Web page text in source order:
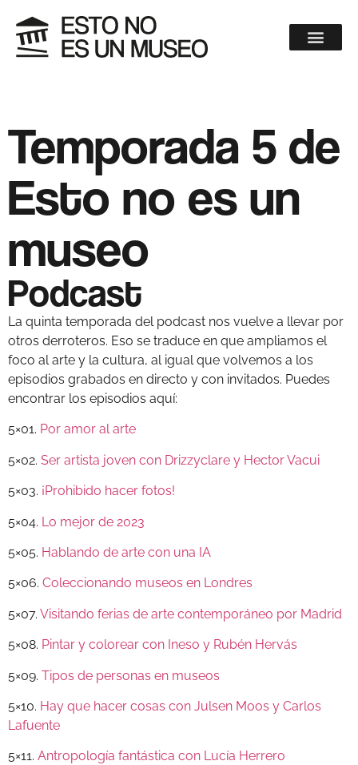
Temporada 5 de
Esto no es un
museo
Podcast
La quinta temporada del podcast nos vuelve a llevar por
otros derroteros. Eso se traduce en que ampliamos el
foco al arte y la cultura, al igual que volvemos a los
episodios grabados en directo y con invitados. Puedes
encontrar los episodios aquí:
5×01. Por amor al arte
5×02. Ser artista joven con Drizzyclare y Hector Vacui
5×03. ¡Prohibido hacer fotos!
5×04. Lo mejor de 2023
5×05. Hablando de arte con una IA
5×06. Coleccionando museos en Londres
5×07. Visitando ferias de arte contemporáneo por Madrid
5×08. Pintar y colorear con Ineso y Rubén Hervás
5×09. Tipos de personas en museos
5×10. Hay que hacer cosas con Julsen Moos y Carlos
Lafuente
5×11. Antropología fantástica con Lucía Herrero